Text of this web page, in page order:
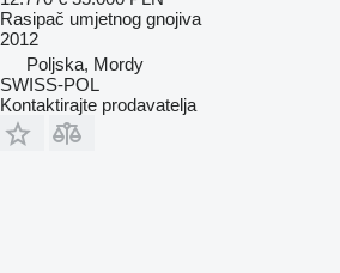
Rasipač umjetnog gnojiva
2012
Poljska, Mordy
SWISS-POL
Kontaktirajte prodavatelja